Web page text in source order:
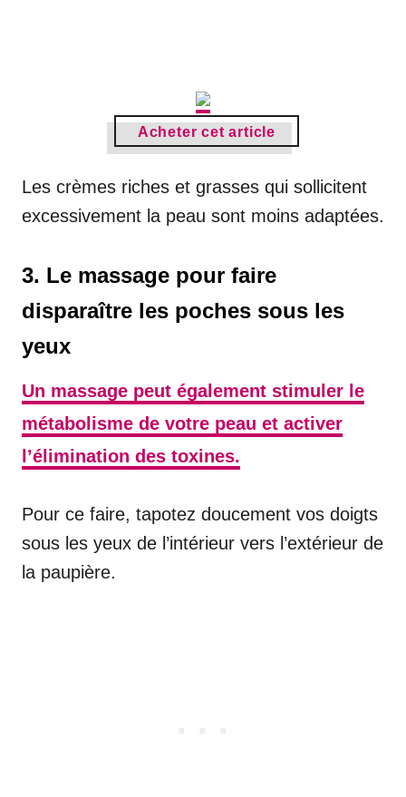
Acheter cet article
Les crèmes riches et grasses qui sollicitent
excessivement la peau sont moins adaptées.
3. Le massage pour faire
disparaître les poches sous les
yeux
Un massage peut également stimuler le
métabolisme de votre peau et activer
l’élimination des toxines.
Pour ce faire, tapotez doucement vos doigts
sous les yeux de l’intérieur vers l’extérieur de
la paupière.